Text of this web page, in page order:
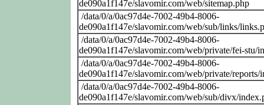
de090a1f147e/slavomir.com/web/sitemap.php
/data/0/a/0ac97d4e-7002-49b4-8006-
de090a1f147e/slavomir.com/web/sub/links/
/data/0/a/0ac97d4e-7002-49b4-8006-
de090a1f147e/slavomir.com/web/private/fei-stu/
/data/0/a/0ac97d4e-7002-49b4-8006-
de090a1f147e/slavomir.com/web/private/reports/
/data/0/a/0ac97d4e-7002-49b4-8006-
de090a1f147e/slavomir.com/web/sub/divx/